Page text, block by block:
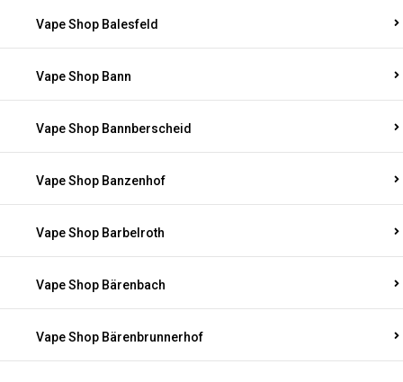
Vape Shop Balesfeld
Vape Shop Bann
Vape Shop Bannberscheid
Vape Shop Banzenhof
Vape Shop Barbelroth
Vape Shop Bärenbach
Vape Shop Bärenbrunnerhof